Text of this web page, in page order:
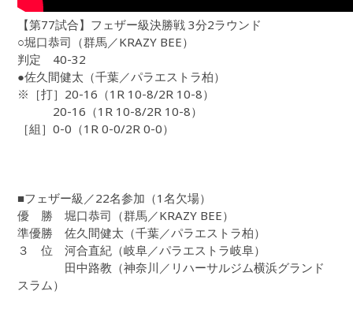
【第77試合】フェザー級決勝戦 3分2ラウンド
○堀口恭司（群馬／KRAZY BEE）
判定 40-32
●佐久間健太（千葉／パラエストラ柏）
※［打］20-16（1R 10-8/2R 10-8）
20-16（1R 10-8/2R 10-8）
［組］0-0（1R 0-0/2R 0-0）
■フェザー級／22名参加（1名欠場）
優 勝 堀口恭司（群馬／KRAZY BEE）
準優勝 佐久間健太（千葉／パラエストラ柏）
３ 位 河合直紀（岐阜／パラエストラ岐阜）
田中路教（神奈川／リハーサルジム横浜グランド
スラム）